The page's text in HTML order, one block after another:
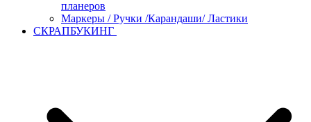
планеров
Маркеры / Ручки /Карандаши/ Ластики
СКРАПБУКИНГ